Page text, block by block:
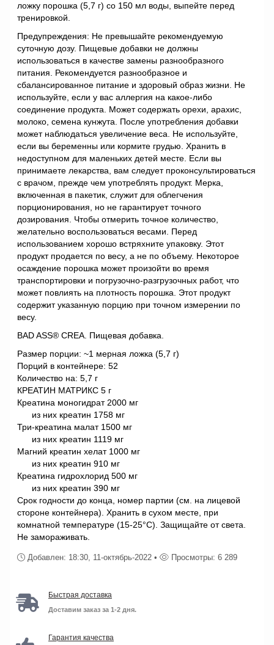
ложку порошка (5,7 г) со 150 мл воды, выпейте перед
тренировкой.
Предупреждения: Не превышайте рекомендуемую
суточную дозу. Пищевые добавки не должны
использоваться в качестве замены разнообразного
питания. Рекомендуется разнообразное и
сбалансированное питание и здоровый образ жизни. Не
используйте, если у вас аллергия на какое-либо
соединение продукта. Может содержать орехи, арахис,
молоко, семена кунжута. После употребления добавки
может наблюдаться увеличение веса. Не используйте,
если вы беременны или кормите грудью. Хранить в
недоступном для маленьких детей месте. Если вы
принимаете лекарства, вам следует проконсультироваться
с врачом, прежде чем употреблять продукт. Мерка,
включенная в пакетик, служит для облегчения
порционирования, но не гарантирует точного
дозирования. Чтобы отмерить точное количество,
желательно воспользоваться весами. Перед
использованием хорошо встряхните упаковку. Этот
продукт продается по весу, а не по объему. Некоторое
осаждение порошка может произойти во время
транспортировки и погрузочно-разгрузочных работ, что
может повлиять на плотность порошка. Этот продукт
содержит указанную порцию при точном измерении по
весу.
BAD ASS® CREA. Пищевая добавка.
Размер порции: ~1 мерная ложка (5,7 г)
Порций в контейнере: 52
Количество на: 5,7 г
КРЕАТИН МАТРИКС 5 г
Креатина моногидрат 2000 мг
из них креатин 1758 мг
Три-креатина малат 1500 мг
из них креатин 1119 мг
Магний креатин хелат 1000 мг
из них креатин 910 мг
Креатина гидрохлорид 500 мг
из них креатин 390 мг
Срок годности до конца, номер партии (см. на лицевой
стороне контейнера). Хранить в сухом месте, при
комнатной температуре (15-25°С). Защищайте от света.
Не замораживать.
Добавлен: 18:30, 11-октябрь-2022 • Просмотры: 6 289
Быстрая доставка
Доставим заказ за 1-2 дня.
Гарантия качества